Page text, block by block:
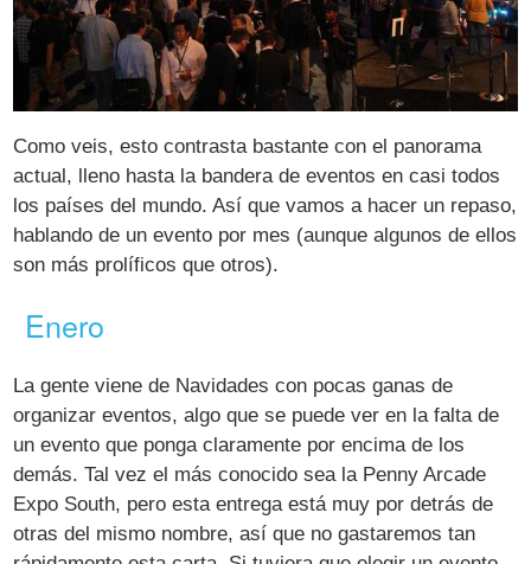
Como veis, esto contrasta bastante con el panorama
actual, lleno hasta la bandera de eventos en casi todos
los países del mundo. Así que vamos a hacer un repaso,
hablando de un evento por mes (aunque algunos de ellos
son más prolíficos que otros).
Enero
La gente viene de Navidades con pocas ganas de
organizar eventos, algo que se puede ver en la falta de
un evento que ponga claramente por encima de los
demás. Tal vez el más conocido sea la Penny Arcade
Expo South, pero esta entrega está muy por detrás de
otras del mismo nombre, así que no gastaremos tan